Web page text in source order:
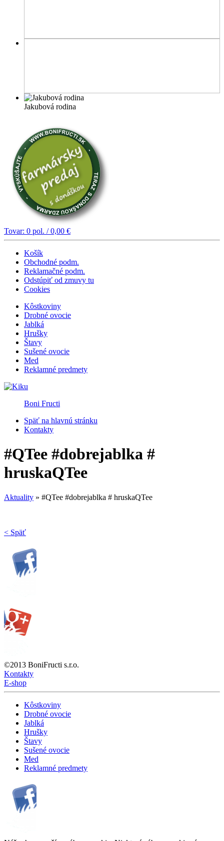
Jakubová rodina
Tovar: 0 pol. /0,00 €
Košík
Obchodné podm.
Reklamačné podm.
Odstúpiť od zmuvy tu
Cookies
Kôstkoviny
Drobné ovocie
Jablká
Hrušky
Štavy
Sušené ovocie
Med
Reklamné predmety
Boni Fructi
Späť na hlavnú stránku
Kontakty
#QTee #dobrejablka #
hruskaQTee
Aktuality » #QTee #dobrejablka # hruskaQTee
< Späť
©2013 BoniFructi s.r.o.
Kontakty
E-shop
Kôstkoviny
Drobné ovocie
Jablká
Hrušky
Štavy
Sušené ovocie
Med
Reklamné predmety